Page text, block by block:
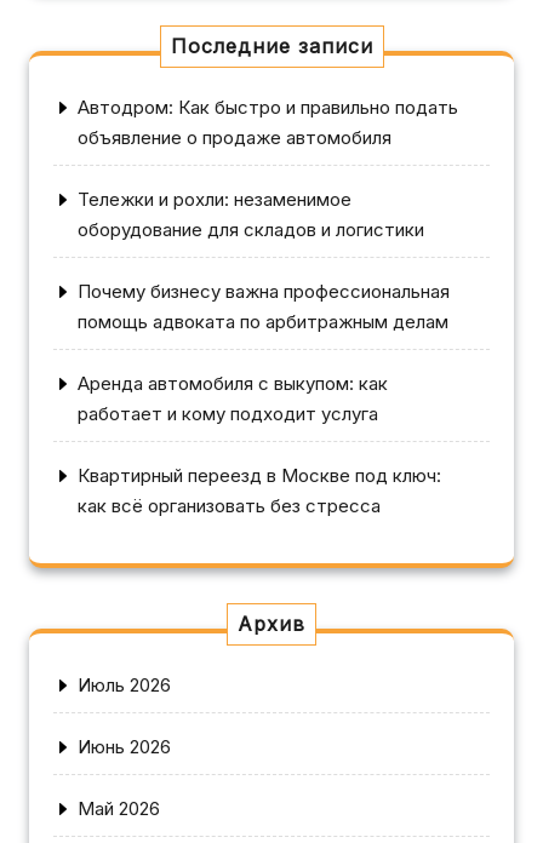
Последние записи
Автодром: Как быстро и правильно подать
объявление о продаже автомобиля
Тележки и рохли: незаменимое
оборудование для складов и логистики
Почему бизнесу важна профессиональная
помощь адвоката по арбитражным делам
Аренда автомобиля с выкупом: как
работает и кому подходит услуга
Квартирный переезд в Москве под ключ:
как всё организовать без стресса
Архив
Июль 2026
Июнь 2026
Май 2026